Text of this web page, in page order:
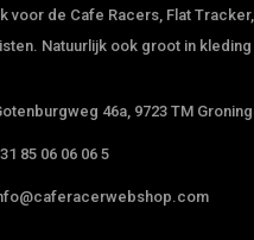
voor de Cafe Racers, Flat
Natuurlijk ook groot in
46a, 9723 TM
85 06 06 06 5